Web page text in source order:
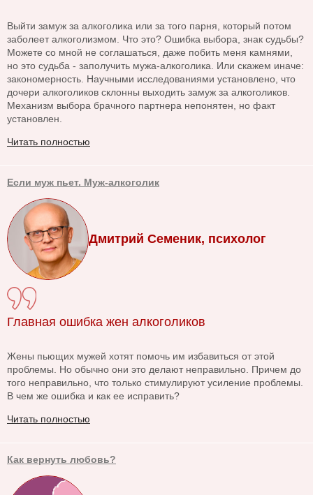
Выйти замуж за алкоголика или за того парня, который потом
заболеет алкоголизмом. Что это? Ошибка выбора, знак судьбы?
Можете со мной не соглашаться, даже побить меня камнями,
но это судьба - заполучить мужа-алкоголика. Или скажем иначе:
закономерность. Научными исследованиями установлено, что
дочери алкоголиков склонны выходить замуж за алкоголиков.
Механизм выбора брачного партнера непонятен, но факт
установлен.
Читать полностью
Если муж пьет. Муж-алкоголик
Дмитрий Семеник, психолог
Главная ошибка жен алкоголиков
Жены пьющих мужей хотят помочь им избавиться от этой
проблемы. Но обычно они это делают неправильно. Причем до
того неправильно, что только стимулируют усиление проблемы.
В чем же ошибка и как ее исправить?
Читать полностью
Как вернуть любовь?